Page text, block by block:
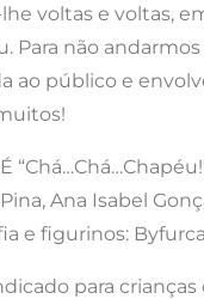
voltas e voltas,
Para não
ao público e
Ana Isabel
e figurinos:
para crianças